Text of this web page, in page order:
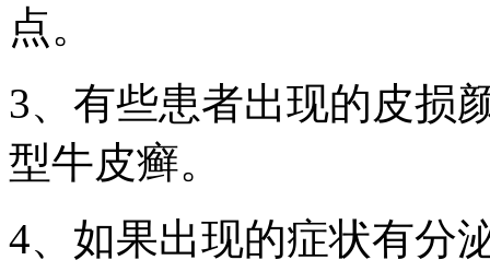
点。
3、有些患者出现的皮损
型牛皮癣。
4、如果出现的症状有分